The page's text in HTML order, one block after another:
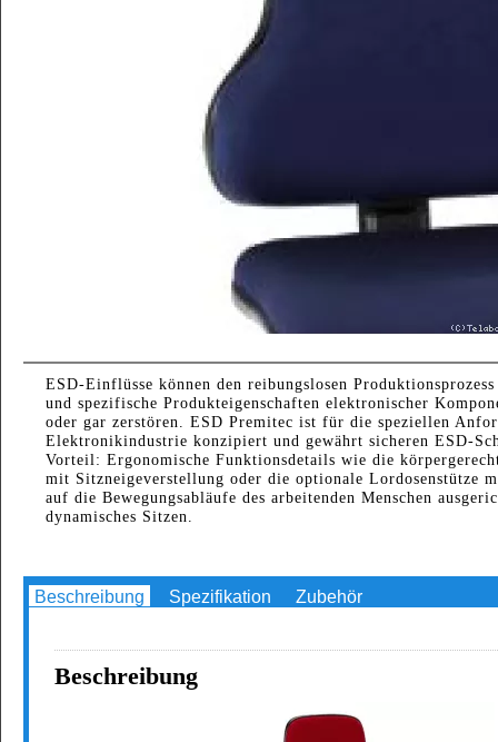
ESD-Einflüsse können den reibungslosen
und spezifische Produkteigenschaften elektronischer
oder gar zerstören. ESD Premitec ist für die speziellen
Elektronikindustrie konzipiert und gewährt sicheren ESD-
Vorteil: Ergonomische Funktionsdetails wie die
mit Sitzneigeverstellung oder die optionale Lordosenstütze
auf die Bewegungsabläufe des arbeitenden Menschen
dynamisches Sitzen.
Beschreibung Spezifikation Zubehör
Beschreibung